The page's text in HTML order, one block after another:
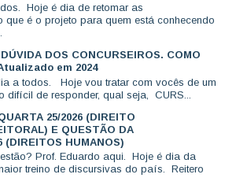
Hoje é dia de retomar as
que é o projeto para quem está conhecendo
DOS CONCURSEIROS. COMO
em 2024
a todos. Hoje vou tratar com vocês de um
difícil de responder, qual seja, CURS...
25/2026 (DIREITO
E QUESTÃO DA
(DIREITOS HUMANOS)
Prof. Eduardo aqui. Hoje é dia da
treino de discursivas do país. Reitero